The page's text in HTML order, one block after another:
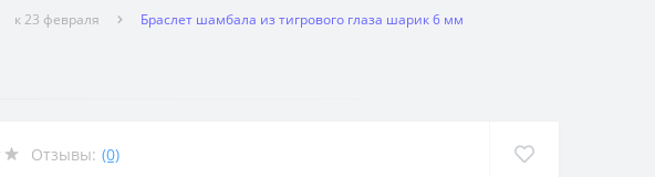
к 23 февраля Браслет шамбала из тигрового глаза шарик 6 мм
Отзывы: (0)